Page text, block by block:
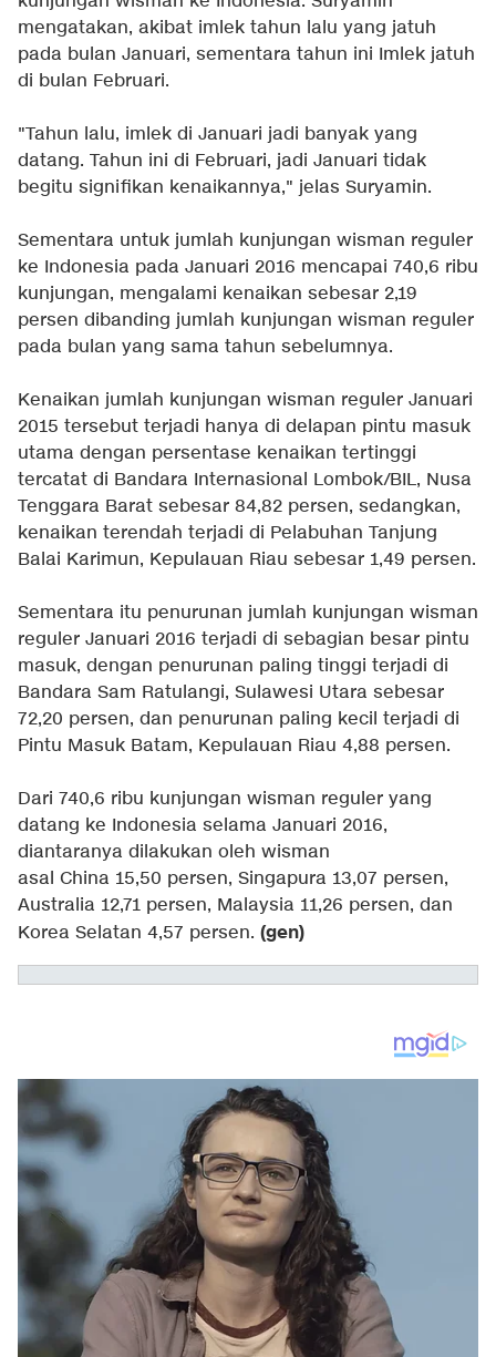
mengatakan, akibat imlek tahun lalu yang jatuh
pada bulan Januari, sementara tahun ini Imlek jatuh
di bulan Februari.
"Tahun lalu, imlek di Januari jadi banyak yang
datang. Tahun ini di Februari, jadi Januari tidak
begitu signifikan kenaikannya," jelas Suryamin.
Sementara untuk jumlah kunjungan wisman reguler
ke Indonesia pada Januari 2016 mencapai 740,6 ribu
kunjungan, mengalami kenaikan sebesar 2,19
persen dibanding jumlah kunjungan wisman reguler
pada bulan yang sama tahun sebelumnya.
Kenaikan jumlah kunjungan wisman reguler Januari
2015 tersebut terjadi hanya di delapan pintu masuk
utama dengan persentase kenaikan tertinggi
tercatat di Bandara Internasional Lombok/BIL, Nusa
Tenggara Barat sebesar 84,82 persen, sedangkan,
kenaikan terendah terjadi di Pelabuhan Tanjung
Balai Karimun, Kepulauan Riau sebesar 1,49 persen.
Sementara itu penurunan jumlah kunjungan wisman
reguler Januari 2016 terjadi di sebagian besar pintu
masuk, dengan penurunan paling tinggi terjadi di
Bandara Sam Ratulangi, Sulawesi Utara sebesar
72,20 persen, dan penurunan paling kecil terjadi di
Pintu Masuk Batam, Kepulauan Riau 4,88 persen.
Dari 740,6 ribu kunjungan wisman reguler yang
datang ke Indonesia selama Januari 2016,
diantaranya dilakukan oleh wisman
asal China 15,50 persen, Singapura 13,07 persen,
Australia 12,71 persen, Malaysia 11,26 persen, dan
Korea Selatan 4,57 persen. (gen)